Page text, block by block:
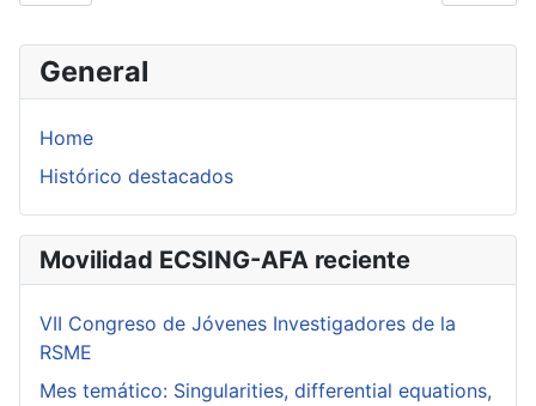
General
Home
Histórico destacados
Movilidad ECSING-AFA reciente
VII Congreso de Jóvenes Investigadores de la
RSME
Mes temático: Singularities, differential equations,